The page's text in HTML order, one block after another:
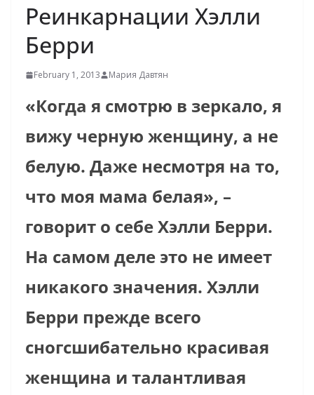
Реинкарнации Хэлли
Берри
February 1, 2013 Мария Давтян
«Когда я смотрю в зеркало, я
вижу черную женщину, а не
белую. Даже несмотря на то,
что моя мама белая», –
говорит о себе Хэлли Берри.
На самом деле это не имеет
никакого значения. Хэлли
Берри прежде всего
сногсшибательно красивая
женщина и талантливая